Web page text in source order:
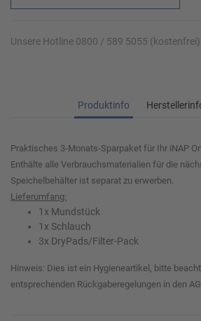
Unsere Hotline 0800 / 589 5055 (kostenfrei)
Produktinfo
Praktisches 3-Monats-Sparpaket für Ihr iNAP
Enthälte alle Verbrauchsmaterialien für die
Speichelbehälter ist separat zu erwerben.
Lieferumfang:
1x Mundstück
1x Schlauch
3x DryPads/Filter-Pack
Hinweis: Dies ist ein Hygieneartikel, bitte
entsprechenden Rückgaberegelungen in den